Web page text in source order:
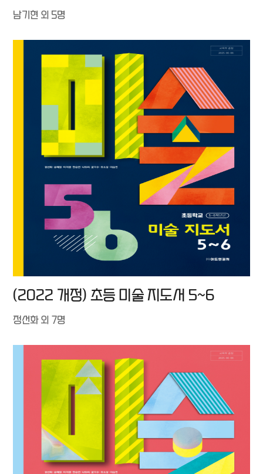
남기현 외 5명
(2022 개정) 초등 미술 지도서 5~6
정선화 외 7명